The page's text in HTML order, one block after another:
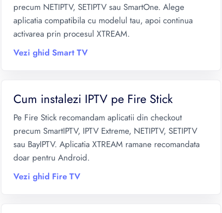
precum NETIPTV, SETIPTV sau SmartOne. Alege
aplicatia compatibila cu modelul tau, apoi continua
activarea prin procesul XTREAM.
Vezi ghid Smart TV
Cum instalezi IPTV pe Fire Stick
Pe Fire Stick recomandam aplicatii din checkout
precum SmartIPTV, IPTV Extreme, NETIPTV, SETIPTV
sau BayIPTV. Aplicatia XTREAM ramane recomandata
doar pentru Android.
Vezi ghid Fire TV